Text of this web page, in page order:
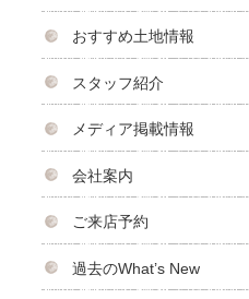
おすすめ土地情報
スタッフ紹介
メディア掲載情報
会社案内
ご来店予約
過去のWhat’s New